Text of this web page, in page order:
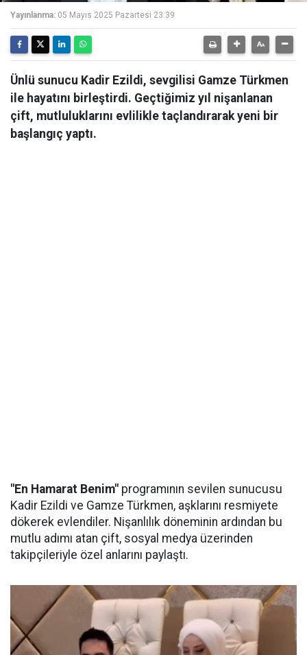
Yayınlanma: 05 Mayıs 2025 Pazartesi 23:39
Ünlü sunucu Kadir Ezildi, sevgilisi Gamze Türkmen
ile hayatını birleştirdi. Geçtiğimiz yıl nişanlanan
çift, mutluluklarını evlilikle taçlandırarak yeni bir
başlangıç yaptı.
"En Hamarat Benim" programının sevilen sunucusu
Kadir Ezildi ve Gamze Türkmen, aşklarını resmiyete
dökerek evlendiler. Nişanlılık döneminin ardından bu
mutlu adımı atan çift, sosyal medya üzerinden
takipçileriyle özel anlarını paylaştı.